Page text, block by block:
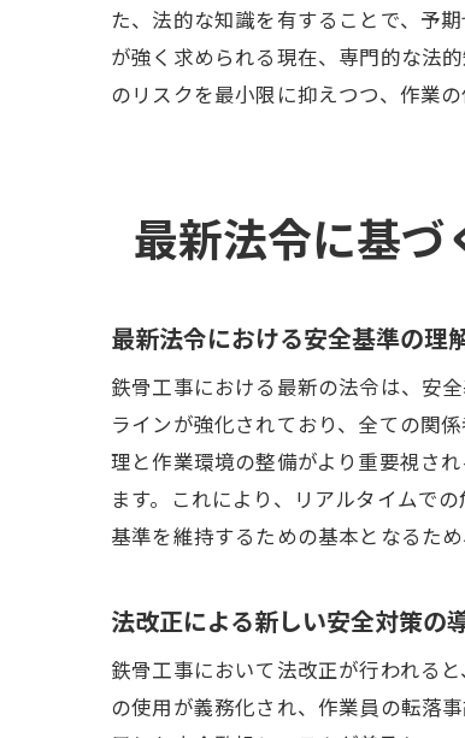
た、法的な知識を有することで、予
が強く求められる現在、専門的な法
のリスクを最小限に抑えつつ、作業
最新法令に基
最新法令における安全基準の理
鉄骨工事における最新の法令は、安
ラインが強化されており、全ての関
理と作業環境の整備がより重要視さ
ます。これにより、リアルタイムで
基準を維持するための基本となるた
法改正による新しい安全対策の
鉄骨工事において法改正が行われる
の使用が義務化され、作業員の転落